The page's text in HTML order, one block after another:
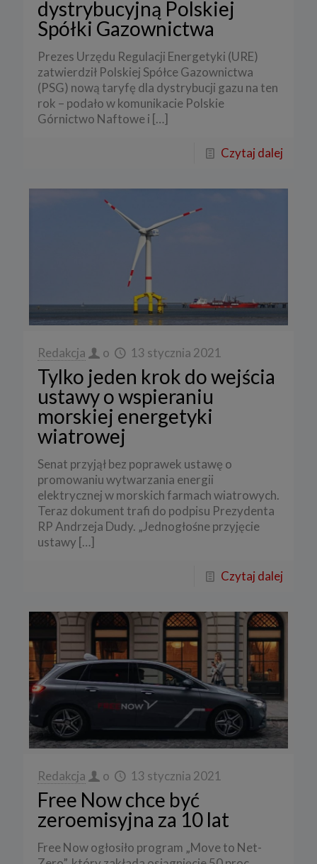
dystrybucyjną Polskiej
Spółki Gazownictwa
Prezes Urzędu Regulacji Energetyki (URE)
zatwierdził Polskiej Spółce Gazownictwa
(PSG) nową taryfę dla dystrybucji gazu na ten
rok – podało w komunikacie Polskie
Górnictwo Naftowe i […]
Czytaj dalej
Redakcja o 13 stycznia 2021
Tylko jeden krok do wejścia
ustawy o wspieraniu
morskiej energetyki
wiatrowej
Senat przyjął bez poprawek ustawę o
promowaniu wytwarzania energii
elektrycznej w morskich farmach wiatrowych.
Teraz dokument trafi do podpisu Prezydenta
RP Andrzeja Dudy. „Jednogłośne przyjęcie
ustawy […]
Czytaj dalej
Redakcja o 13 stycznia 2021
Free Now chce być
zeroemisyjna za 10 lat
Free Now ogłosiło program „Move to Net-